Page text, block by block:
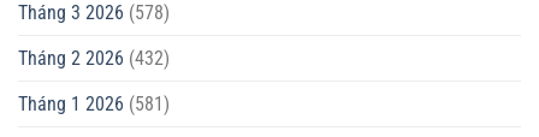
Tháng 3 2026 (578)
Tháng 2 2026 (432)
Tháng 1 2026 (581)